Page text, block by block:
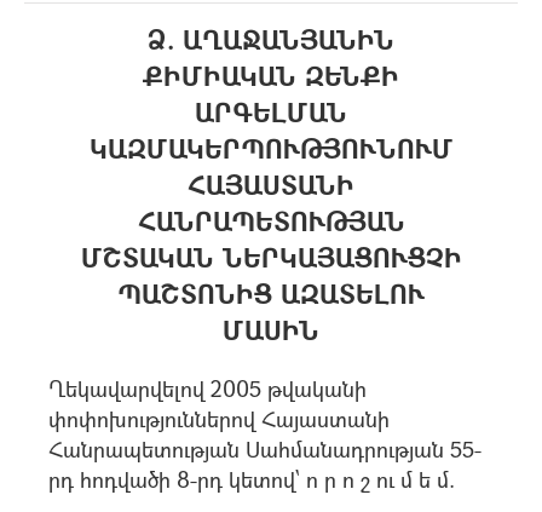
Ձ. ԱՂԱՋԱՆՅԱՆԻՆ
ՔԻՄԻԱԿԱՆ ԶԵՆՔԻ
ԱՐԳԵԼՄԱՆ
ԿԱԶՄԱԿԵՐՊՈՒԹՅՈՒՆՈՒՄ
ՀԱՅԱՍՏԱՆԻ
ՀԱՆՐԱՊԵՏՈՒԹՅԱՆ
ՄՇՏԱԿԱՆ ՆԵՐԿԱՅԱՑՈՒՑՉԻ
ՊԱՇՏՈՆԻՑ ԱԶԱՏԵԼՈՒ
ՄԱՍԻՆ
Ղեկավարվելով 2005 թվականի
փոփոխություններով Հայաստանի
Հանրապետության Սահմանադրության 55-
րդ հոդվածի 8-րդ կետով` ո ր ո շ ու մ ե մ.